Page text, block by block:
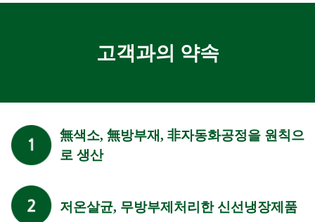
고객과의 약속
無색소, 無방부재, 非자동화공정을 원칙으
로 생산
저온살균, 무방부제처리한 신선냉장제품